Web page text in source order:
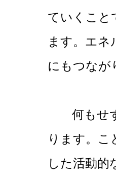
ていくこと
ます。エネ
にもつなが
何もせず
ります。
した活動的